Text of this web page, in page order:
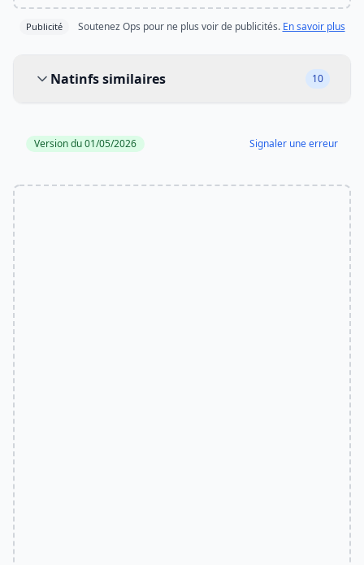
Publicité Soutenez Ops pour ne plus voir de publicités. En savoir plus
Natinfs similaires
10
Version du 01/05/2026 Signaler une erreur